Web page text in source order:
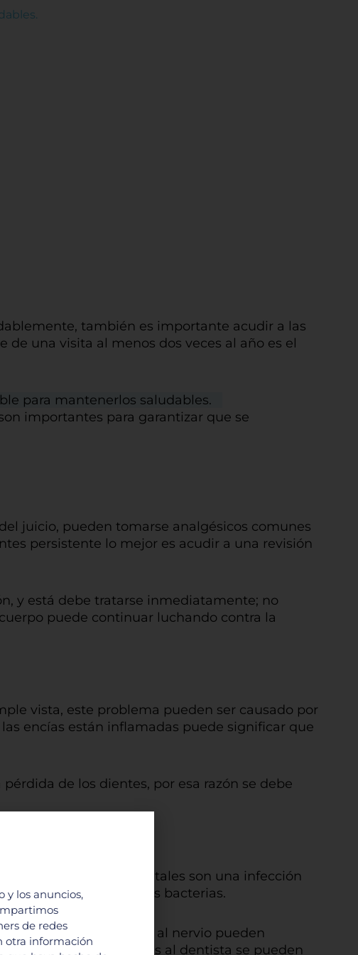
también es importante acudir a las
una visita al menos dos veces al año es el
para mantenerlos saludables.
importantes para garantizar que se
juicio, pueden tomarse analgésicos comunes
persistente lo mejor es acudir a una revisión
y está debe tratarse inmediatamente; no
puede continuar luchando contra la
vista, este problema pueden ser causado por
encías están inflamadas puede significar que
de los dientes, por esa razón se debe
caries; las caries dentales son una infección
es producido por las bacterias.
avanzando y llegan al nervio pueden
Con visitas regulares al dentista se pueden
y los anuncios,
de redes
otra información